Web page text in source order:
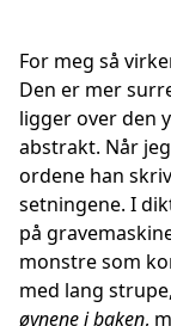
For meg så
Den er mer
ligger over den
abstrakt. Når
ordene han
setningene. I
på
monstre som
med lang
øynene i baken,